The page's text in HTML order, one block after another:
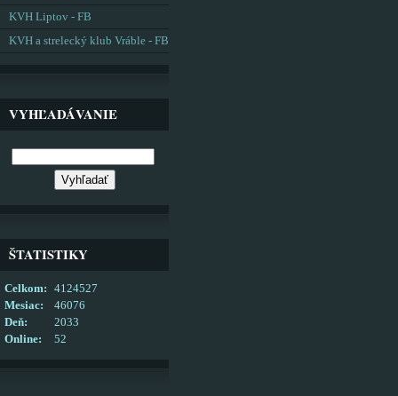
KVH Liptov - FB
KVH a strelecký klub Vráble - FB
VYHĽADÁVANIE
ŠTATISTIKY
Online: 52
Celkom:
4124527
Mesiac:
46076
Deň:
2033